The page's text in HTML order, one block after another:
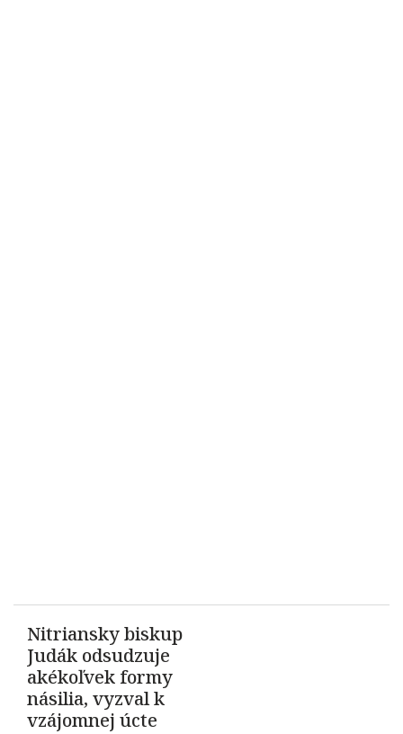
Nitriansky biskup
Judák odsudzuje
akékoľvek formy
násilia, vyzval k
vzájomnej úcte